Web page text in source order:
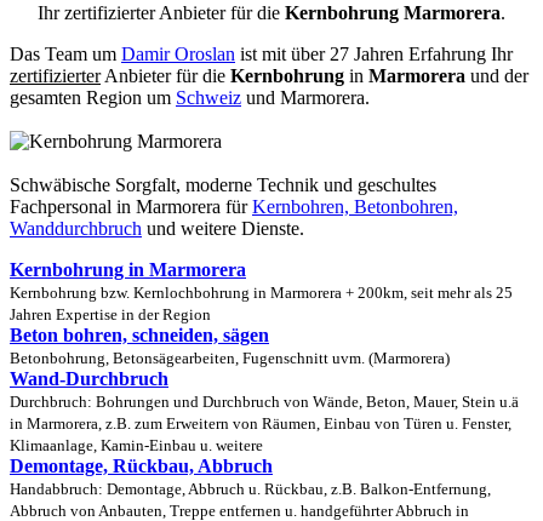
Ihr zertifizierter Anbieter für die Kernbohrung Marmorera.
Das Team um Damir Oroslan ist mit über 27 Jahren Erfahrung Ihr
zertifizierterAnbieter für die Kernbohrung in Marmorera und der
gesamten Region um Schweiz und Marmorera.
Schwäbische Sorgfalt, moderne Technik und geschultes
Fachpersonal in Marmorera fürKernbohren, Betonbohren,
Wanddurchbruch und weitere Dienste.
Kernbohrung in Marmorera
Kernbohrung bzw. Kernlochbohrung in Marmorera + 200km, seit mehr als 25
Jahren Expertise in der Region
Beton bohren, schneiden, sägen
Betonbohrung, Betonsägearbeiten, Fugenschnitt uvm. (Marmorera)
Wand-Durchbruch
Durchbruch: Bohrungen und Durchbruch von Wände, Beton, Mauer, Stein u.ä
in Marmorera, z.B. zum Erweitern von Räumen, Einbau von Türen u. Fenster,
Klimaanlage, Kamin-Einbau u. weitere
Demontage, Rückbau, Abbruch
Handabbruch: Demontage, Abbruch u. Rückbau, z.B. Balkon-Entfernung,
Abbruch von Anbauten, Treppe entfernen u. handgeführter Abbruch in